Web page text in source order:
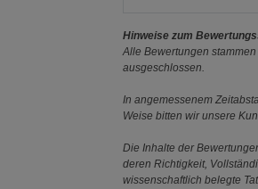
Hinweise zum
Alle Bewertungen
ausgeschlossen.
In angemessenem
Weise bitten wir unsere
Die Inhalte der
deren Richtigkeit,
wissenschaftlich belegte